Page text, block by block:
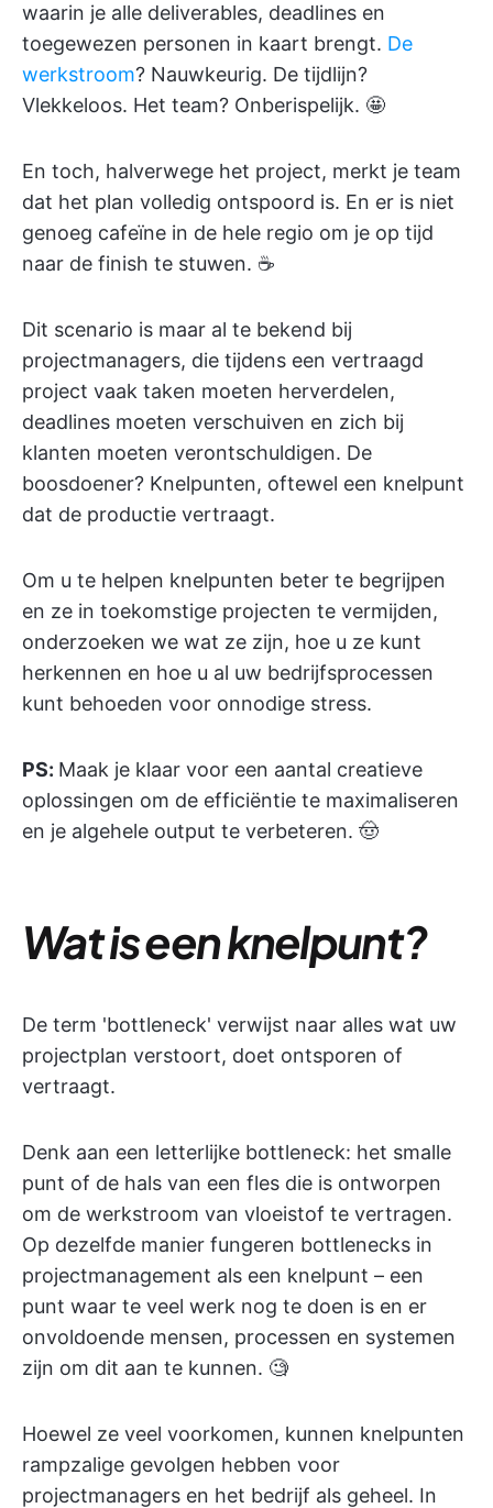
waarin je alle deliverables, deadlines en
toegewezen personen in kaart brengt. De
werkstroom? Nauwkeurig. De tijdlijn?
Vlekkeloos. Het team? Onberispelijk. 🤩
En toch, halverwege het project, merkt je team
dat het plan volledig ontspoord is. En er is niet
genoeg cafeïne in de hele regio om je op tijd
naar de finish te stuwen. ☕
Dit scenario is maar al te bekend bij
projectmanagers, die tijdens een vertraagd
project vaak taken moeten herverdelen,
deadlines moeten verschuiven en zich bij
klanten moeten verontschuldigen. De
boosdoener? Knelpunten, oftewel een knelpunt
dat de productie vertraagt.
Om u te helpen knelpunten beter te begrijpen
en ze in toekomstige projecten te vermijden,
onderzoeken we wat ze zijn, hoe u ze kunt
herkennen en hoe u al uw bedrijfsprocessen
kunt behoeden voor onnodige stress.
PS: Maak je klaar voor een aantal creatieve
oplossingen om de efficiëntie te maximaliseren
en je algehele output te verbeteren. 🤠
Wat is een knelpunt?
De term 'bottleneck' verwijst naar alles wat uw
projectplan verstoort, doet ontsporen of
vertraagt.
Denk aan een letterlijke bottleneck: het smalle
punt of de hals van een fles die is ontworpen
om de werkstroom van vloeistof te vertragen.
Op dezelfde manier fungeren bottlenecks in
projectmanagement als een knelpunt – een
punt waar te veel werk nog te doen is en er
onvoldoende mensen, processen en systemen
zijn om dit aan te kunnen. 🧐
Hoewel ze veel voorkomen, kunnen knelpunten
rampzalige gevolgen hebben voor
projectmanagers en het bedrijf als geheel. In